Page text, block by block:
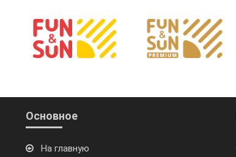
Основное
На главную